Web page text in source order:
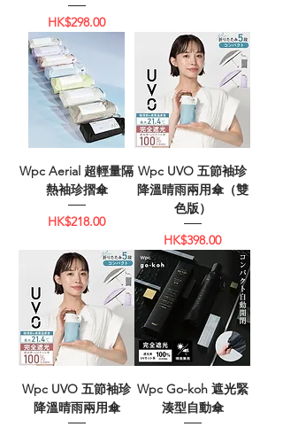
價格
HK$298.00
Wpc Aerial 超輕量隔
熱袖珍摺傘
價格
HK$218.00
Wpc UVO 五節袖珍
降溫晴雨兩用傘（雙
色版）
價格
HK$398.00
Wpc UVO 五節袖珍
降溫晴雨兩用傘
Wpc Go-koh 遮光緊
湊型自動傘